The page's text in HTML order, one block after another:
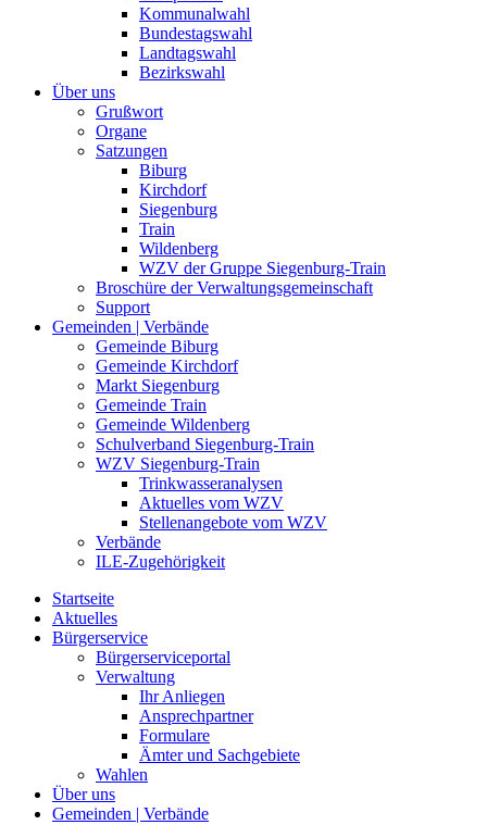
Kommunalwahl
Bundestagswahl
Landtagswahl
Bezirkswahl
Über uns
Grußwort
Organe
Satzungen
Biburg
Kirchdorf
Siegenburg
Train
Wildenberg
WZV der Gruppe Siegenburg-Train
Broschüre der Verwaltungsgemeinschaft
Support
Gemeinden | Verbände
Gemeinde Biburg
Gemeinde Kirchdorf
Markt Siegenburg
Gemeinde Train
Gemeinde Wildenberg
Schulverband Siegenburg-Train
WZV Siegenburg-Train
Trinkwasseranalysen
Aktuelles vom WZV
Stellenangebote vom WZV
Verbände
ILE-Zugehörigkeit
Startseite
Aktuelles
Bürgerservice
Bürgerserviceportal
Verwaltung
Ihr Anliegen
Ansprechpartner
Formulare
Ämter und Sachgebiete
Wahlen
Über uns
Gemeinden | Verbände